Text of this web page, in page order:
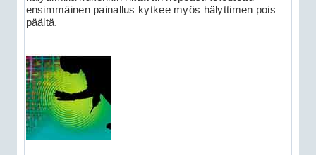
ensimmäinen painallus kytkee myös hälyttimen pois
päältä.